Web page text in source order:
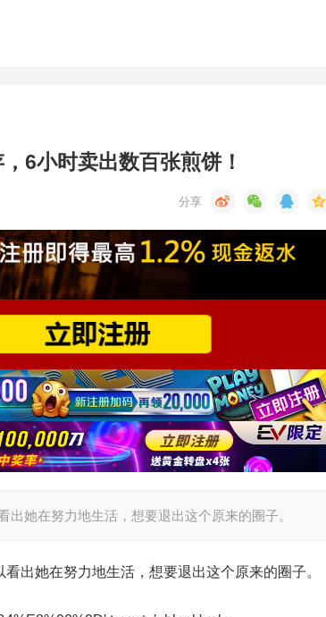
6小时卖出数百张煎饼！
她在努力地生活，想要退出这个原来的圈子。
看出她在努力地生活，想要退出这个原来的圈子。